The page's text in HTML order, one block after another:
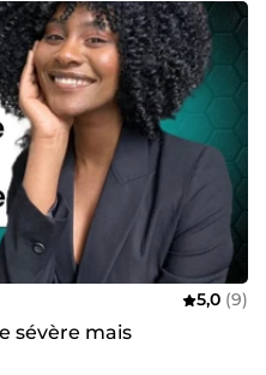
5,0 (9)
sévère mais